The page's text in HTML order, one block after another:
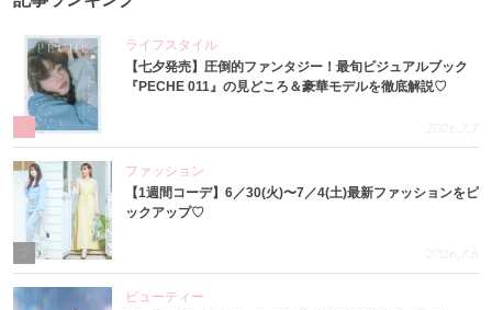
ライフスタイル
【七夕発売】圧倒的ファンタジー！最旬ビジュアルブック
『PECHE 011』の見どころ＆豪華モデルを徹底解説♡
2026.7.7
ファッション
【1週間コーデ】6／30(火)〜7／4(土)最新ファッションをピ
ックアップ♡
2026.7.8
ビューティー